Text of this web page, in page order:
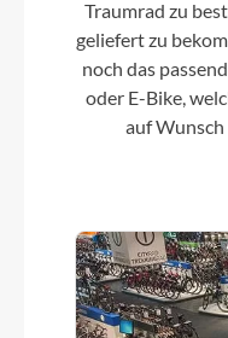
Traumrad zu
geliefert zu
noch das
oder E-Bike,
auf